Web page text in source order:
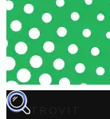
TROVIT